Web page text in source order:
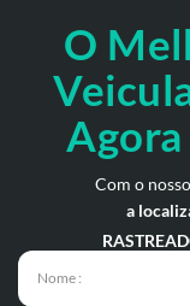
O
Agora
Com o nosso
a